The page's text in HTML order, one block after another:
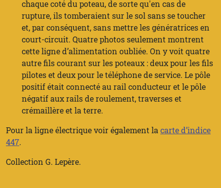
chaque coté du poteau, de sorte qu'en cas de
rupture, ils tomberaient sur le sol sans se toucher
et, par conséquent, sans mettre les génératrices en
court-circuit. Quatre photos seulement montrent
cette ligne d’alimentation oubliée. On y voit quatre
autre fils courant sur les poteaux : deux pour les fils
pilotes et deux pour le téléphone de service. Le pôle
positif était connecté au rail conducteur et le pôle
négatif aux rails de roulement, traverses et
crémaillère et la terre.
Pour la ligne électrique voir également lacarte d’indice
447.
Collection G. Lepère.